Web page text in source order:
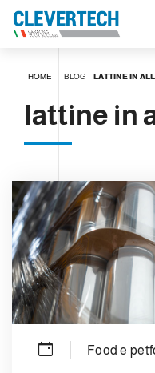
HOME BLOG LATTINE IN
lattine in
Food e